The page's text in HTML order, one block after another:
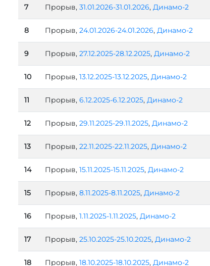
7 Прорыв, 31.01.2026-31.01.2026, Динамо-2
8 Прорыв, 24.01.2026-24.01.2026, Динамо-2
9 Прорыв, 27.12.2025-28.12.2025, Динамо-2
10 Прорыв, 13.12.2025-13.12.2025, Динамо-2
11 Прорыв, 6.12.2025-6.12.2025, Динамо-2
12 Прорыв, 29.11.2025-29.11.2025, Динамо-2
13 Прорыв, 22.11.2025-22.11.2025, Динамо-2
14 Прорыв, 15.11.2025-15.11.2025, Динамо-2
15 Прорыв, 8.11.2025-8.11.2025, Динамо-2
16 Прорыв, 1.11.2025-1.11.2025, Динамо-2
17 Прорыв, 25.10.2025-25.10.2025, Динамо-2
18 Прорыв, 18.10.2025-18.10.2025, Динамо-2